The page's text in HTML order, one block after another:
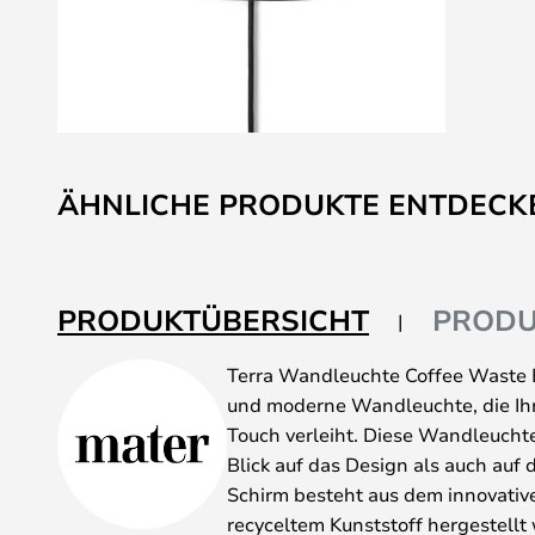
Anfang
der
ÄHNLICHE PRODUKTE
PRODUKTÜBERSICHT
Terra Wandleuchte Coffee
und moderne Wandleuchte, die
Touch verleiht. Diese
Blick auf das Design als auch
Schirm besteht aus dem
recyceltem Kunststoff hergestellt